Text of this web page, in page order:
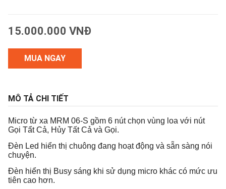
15.000.000 VNĐ
MUA NGAY
MÔ TẢ CHI TIẾT
Micro từ xa MRM 06-S gồm 6 nút chọn vùng loa với nút
Gọi Tẩt Cả, Hủy Tất Cả và Gọi.
Đèn Led hiển thị chuông đang hoạt động và sẵn sàng nói
chuyện.
Đèn hiển thị Busy sáng khi sử dụng micro khác có mức ưu
tiên cao hơn.